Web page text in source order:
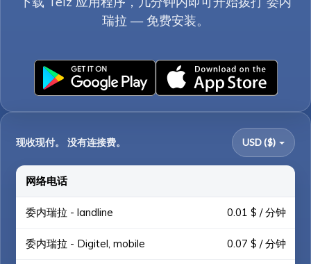
瑞拉 — 免费安装。
现收现付。 没有连接费。 USD ($)
网络电话
委内瑞拉 - landline 0.01 $ / 分钟
委内瑞拉 - Digitel, mobile 0.07 $ / 分钟